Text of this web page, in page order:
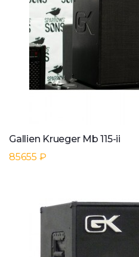
Gallien Krueger Mb 115-ii
85655 ₽